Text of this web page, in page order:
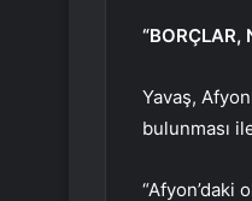
“BORÇLAR,
Yavaş,
bulunması
“Afyon’daki